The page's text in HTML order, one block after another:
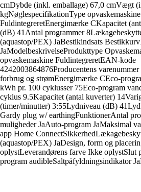
cmDybde (inkl. emballage) 67,0 cmVægt
kgNøglespecifikationType opvaskemaskine
FuldintegreretEnergimærke CKapacitet
(dB) 41Antal programmer
(aquastop/PEX) JaBestikindsats
JaModelbeskrivelseProdukttype
opvaskemaskine FuldintegreretEAN-kode
4242003864876Producentens
forbrug og strømEnergimærke CEco-
kWh pr. 100 cyklusser 75Eco-program
cyklus 9.5Kapacitet (antal kuverter)
(timer/minutter) 3:55Lydniveau (dB)
Gardy plug w/ earthingFunktionerAntal
muligheder JaAuto-program JaMaksimal
app Home
(aquastop/PEX) JaDesign, form og
oplystLeverandørens farve Ikke oplystSlut
program audibleSaltpåfyldningsindikator